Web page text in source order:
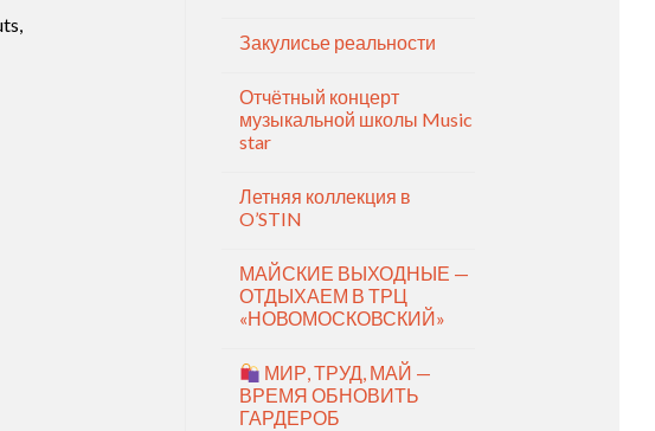
Закулисье реальности
Отчётный концерт
музыкальной школы Music
star
Летняя коллекция в
O’STIN
МАЙСКИЕ ВЫХОДНЫЕ —
ОТДЫХАЕМ В ТРЦ
«НОВОМОСКОВСКИЙ»
МИР, ТРУД, МАЙ —
ВРЕМЯ ОБНОВИТЬ
ГАРДЕРОБ